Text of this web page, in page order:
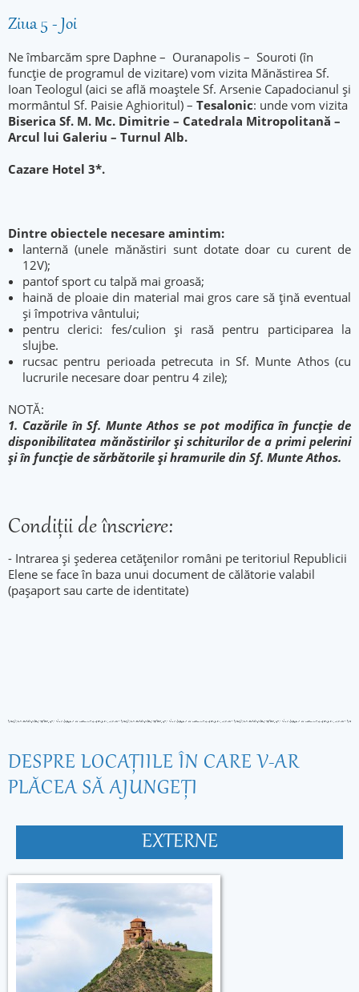
Ziua 5 - Joi
Ne îmbarcăm spre Daphne – Ouranapolis – Souroti (în
funcție de programul de vizitare) vom vizita Mănăstirea Sf.
Ioan Teologul (aici se află moaștele Sf. Arsenie Capadocianul și
mormântul Sf. Paisie Aghioritul) – Tesalonic: unde vom vizita
Biserica Sf. M. Mc. Dimitrie – Catedrala Mitropolitană –
Arcul lui Galeriu – Turnul Alb.
Cazare Hotel 3*.
Dintre obiectele necesare amintim:
lanternă (unele mănăstiri sunt dotate doar cu curent de
12V);
pantof sport cu talpă mai groasă;
haină de ploaie din material mai gros care să țină eventual
și împotriva vântului;
pentru clerici: fes/culion şi rasă pentru participarea la
slujbe.
rucsac pentru perioada petrecuta in Sf. Munte Athos (cu
lucrurile necesare doar pentru 4 zile);
NOTĂ:
1. Cazările în Sf. Munte Athos se pot modifica în funcție de
disponibilitatea mănăstirilor și schiturilor de a primi pelerini
și în funcție de sărbătorile și hramurile din Sf. Munte Athos.
Condiţii de înscriere:
- Intrarea și șederea cetățenilor români pe teritoriul Republicii
Elene se face în baza unui document de călătorie valabil
(pașaport sau carte de identitate)
DESPRE LOCAŢIILE ÎN CARE V-AR
PLĂCEA SĂ AJUNGEŢI
EXTERNE